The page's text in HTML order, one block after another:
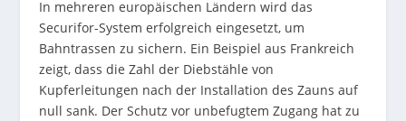
In mehreren europäischen Ländern wird das
Securifor-System erfolgreich eingesetzt, um
Bahntrassen zu sichern. Ein Beispiel aus Frankreich
zeigt, dass die Zahl der Diebstähle von
Kupferleitungen nach der Installation des Zauns auf
null sank. Der Schutz vor unbefugtem Zugang hat zu